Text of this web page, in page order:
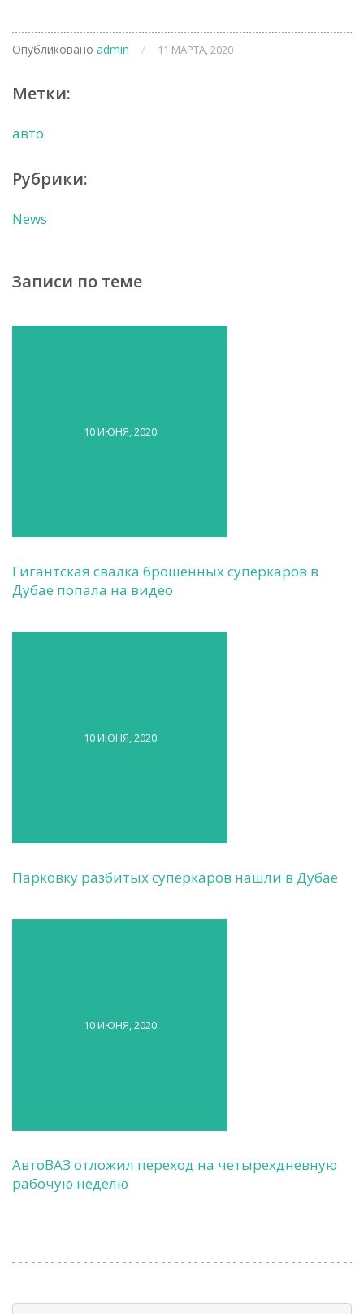
Опубликовано admin / 11 МАРТА, 2020
Метки:
авто
Рубрики:
News
Записи по теме
10 ИЮНЯ, 2020
Гигантская свалка брошенных суперкаров в
Дубае попала на видео
10 ИЮНЯ, 2020
Парковку разбитых суперкаров нашли в Дубае
10 ИЮНЯ, 2020
АвтоВАЗ отложил переход на четырехдневную
рабочую неделю